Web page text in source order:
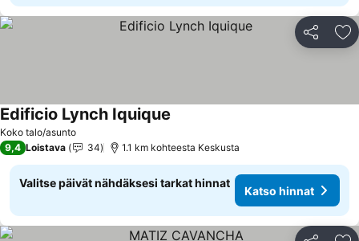
Jaa
Koko talo/asunto
Edificio Lynch Iquique
9,4 Loistava 34 1.1 km kohteesta Keskusta
Valitse päivät nähdäksesi tarkat hinnat
Katso hinnat